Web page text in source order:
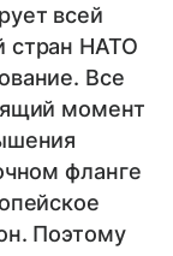
всей
стран НАТО
Все
момент
фланге
Поэтому